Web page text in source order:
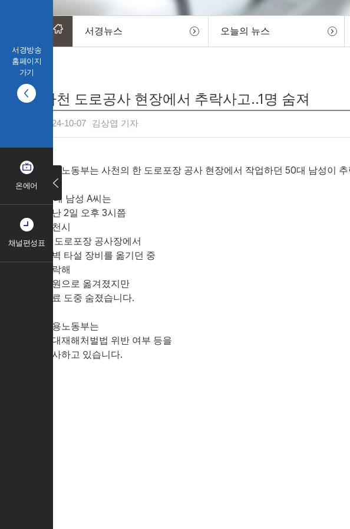
서경방송
홈페이지
가기
온에어
채널편성표
서경뉴스 오늘의 뉴스
사천 도로공사 현장에서 추락사고..1명 숨져
2024-10-07 김상엽 기자
고용노동부는 사천의 한 도로포장 공사 현장에서 작업하던 50대 남성이
50대 남성 A씨는
지난 2일 오후 3시쯤
사천시
한 도로포장 공사장에서
옹벽 타설 장비를 옮기던 중
추락해
병원으로 옮겨졌지만
치료 도중 숨졌습니다.
고용노동부는
중대재해처벌법 위반 여부 등을
조사하고 있습니다.